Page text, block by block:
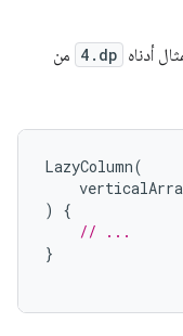
أدناه 4.dp من
LazyColumn(
)
{
// ...
}